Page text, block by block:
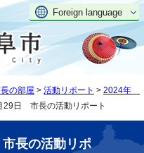
Foreign language
の部屋 > 活動リポート > 2024年
29日 市長の活動リポート
長の活動リポ